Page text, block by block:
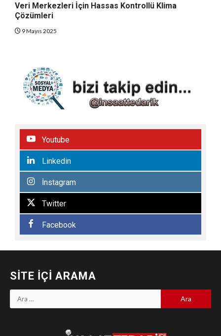
Veri Merkezleri İçin Hassas Kontrollü Klima
Çözümleri
9 Mayıs 2025
Youtube
Linkedin
İnstagram
Twitter
Facebook
SITE İÇI ARAMA
Arama: